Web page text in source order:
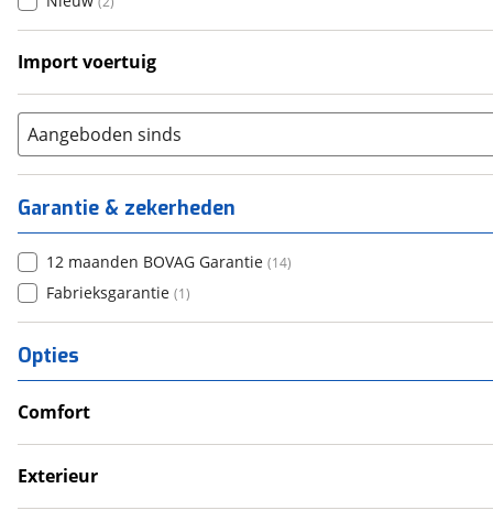
Import voertuig
Aangeboden sinds
Garantie & zekerheden
12 maanden BOVAG Garantie (14)
Fabrieksgarantie (1)
Opties
Comfort
Douche
Exterieur